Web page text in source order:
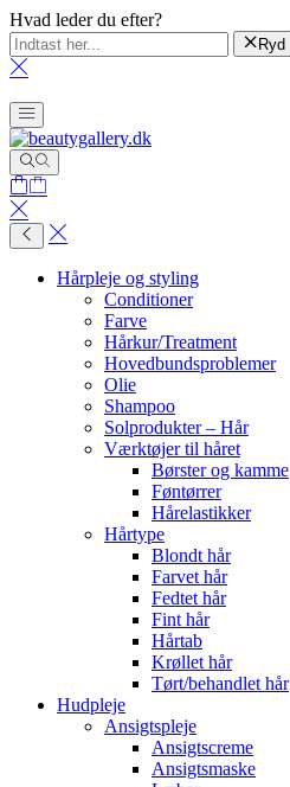
Hvad leder du efter?
Ryd
Hårpleje og styling
Conditioner
Farve
Hårkur/Treatment
Hovedbundsproblemer
Olie
Shampoo
Solprodukter – Hår
Værktøjer til håret
Børster og kamme
Føntørrer
Hårelastikker
Hårtype
Blondt hår
Farvet hår
Fedtet hår
Fint hår
Hårtab
Krøllet hår
Tørt/behandlet hår
Hudpleje
Ansigtspleje
Ansigtscreme
Ansigtsmaske